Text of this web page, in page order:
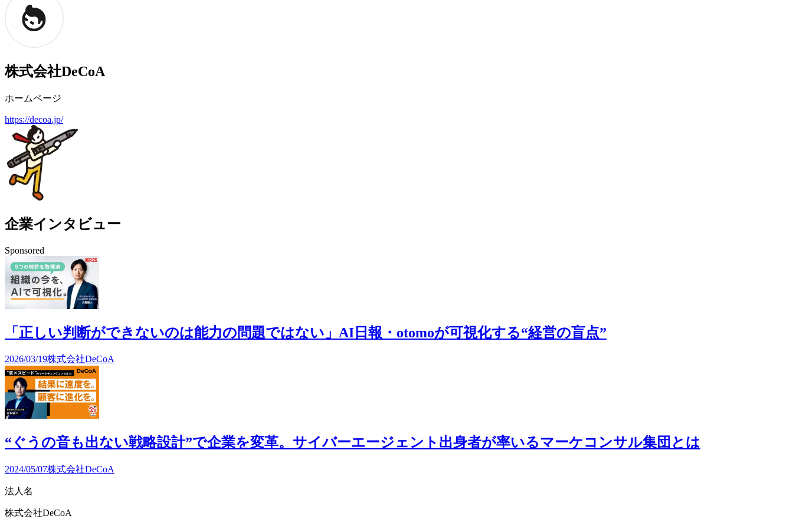
株式会社DeCoA
ホームページ
https://decoa.jp/
企業インタビュー
Sponsored
「正しい判断ができないのは能力の問題ではない」AI日報・otomoが可視化する“経営の盲点”
2026/03/19株式会社DeCoA
“ぐうの音も出ない戦略設計”で企業を変革。サイバーエージェント出身者が率いるマーケコンサル集団とは
2024/05/07株式会社DeCoA
法人名
株式会社DeCoA